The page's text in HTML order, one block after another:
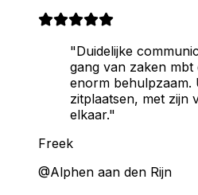
"Duidelijke
gang van zaken mbt
enorm behulpzaam.
zitplaatsen, met zijn
elkaar."
Freek
@Alphen aan den Rijn